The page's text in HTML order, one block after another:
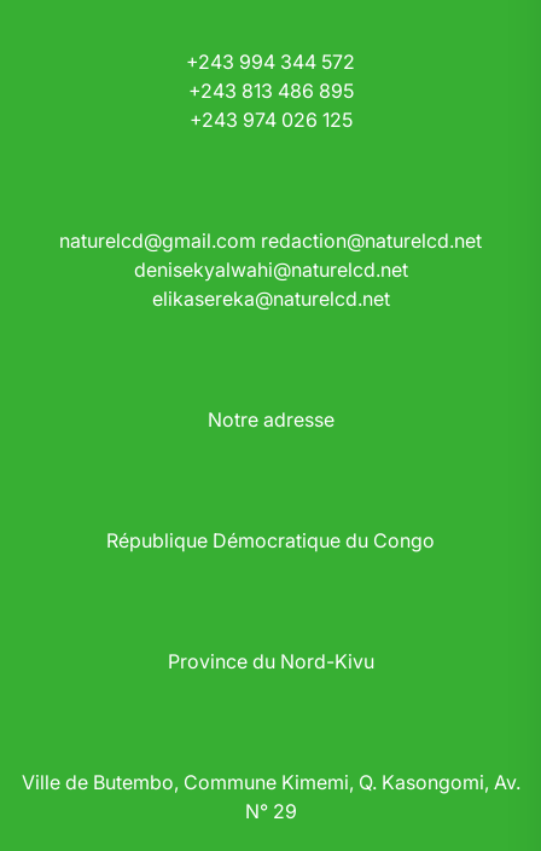
+243 994 344 572
+243 813 486 895
+243 974 026 125
naturelcd@gmail.com redaction@naturelcd.net
denisekyalwahi@naturelcd.net
elikasereka@naturelcd.net
Notre adresse
République Démocratique du Congo
Province du Nord-Kivu
Ville de Butembo, Commune Kimemi, Q. Kasongomi, Av.
N° 29